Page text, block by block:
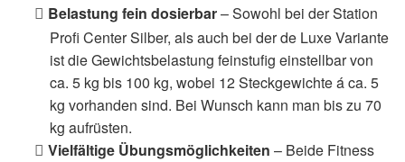
Belastung fein dosierbar– Sowohl bei der Station
Profi Center Silber, als auch bei der de Luxe Variante
ist die Gewichtsbelastung feinstufig einstellbar von
ca. 5 kg bis 100 kg, wobei 12 Steckgewichte á ca. 5
kg vorhanden sind. Bei Wunsch kann man bis zu 70
kg aufrüsten.
Vielfältige Übungsmöglichkeiten – Beide Fitness